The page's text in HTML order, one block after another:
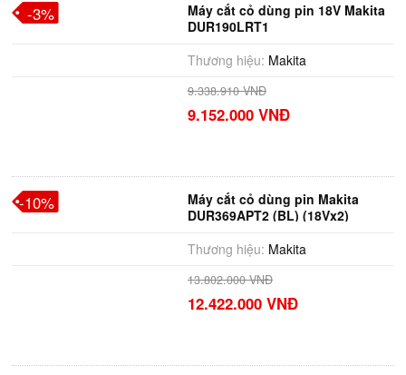
Máy cắt cỏ dùng pin 18V Makita
DUR190LRT1
Thương hiệu: Makita
9.338.910 VNĐ
9.152.000 VNĐ
-3%
Máy cắt cỏ dùng pin Makita
DUR369APT2 (BL) (18Vx2)
Thương hiệu: Makita
13.802.000 VNĐ
12.422.000 VNĐ
-10%